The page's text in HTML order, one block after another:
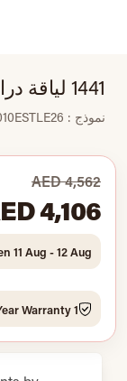
1441 لياقة دراجة يورايت - 41Fle26
نموذج : PSAE-41F-010ESTLE26
AED 4,562
4,106
11 Aug - 12 Aug
1 Year Warranty